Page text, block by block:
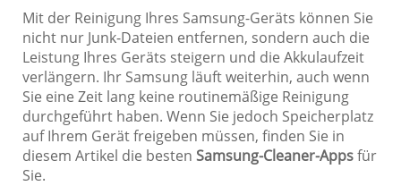
Mit der Reinigung Ihres Samsung-Geräts können Sie
nicht nur Junk-Dateien entfernen, sondern auch die
Leistung Ihres Geräts steigern und die Akkulaufzeit
verlängern. Ihr Samsung läuft weiterhin, auch wenn
Sie eine Zeit lang keine routinemäßige Reinigung
durchgeführt haben. Wenn Sie jedoch Speicherplatz
auf Ihrem Gerät freigeben müssen, finden Sie in
diesem Artikel die besten Samsung-Cleaner-Appsfür
Sie.